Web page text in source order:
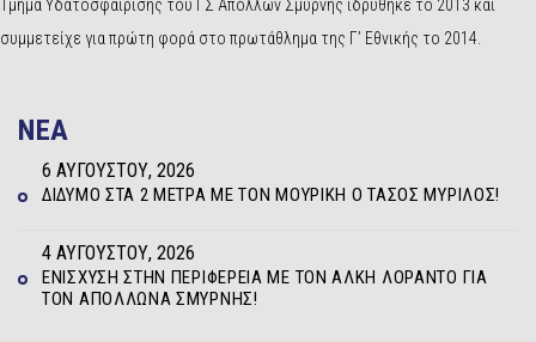
Τμήμα Υδατοσφαίρισης του ΓΣ Απόλλων Σμύρνης ιδρύθηκε το 2013 και
συμμετείχε για πρώτη φορά στο πρωτάθλημα της Γ’ Εθνικής το 2014.
NEA
ΔΊΔΥΜΟ ΣΤΑ 2 ΜΈΤΡΑ ΜΕ ΤΟΝ ΜΟΥΡΊΚΗ Ο ΤΆΣΟΣ ΜΥΡΊΛΟΣ!
6 ΑΥΓΟΎΣΤΟΥ, 2026
ΕΝΊΣΧΥΣΗ ΣΤΗΝ ΠΕΡΙΦΈΡΕΙΑ ΜΕ ΤΟΝ ΆΛΚΗ ΛΟΡΆΝΤΟ ΓΙΑ
ΤΟΝ ΑΠΌΛΛΩΝΑ ΣΜΎΡΝΗΣ!
4 ΑΥΓΟΎΣΤΟΥ, 2026